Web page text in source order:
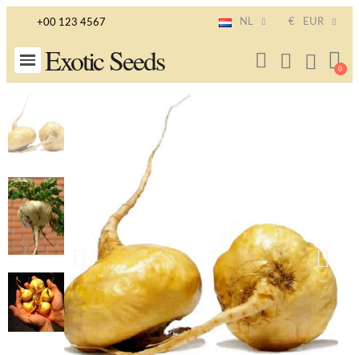
+00 123 4567 NL € EUR
Exotic Seeds